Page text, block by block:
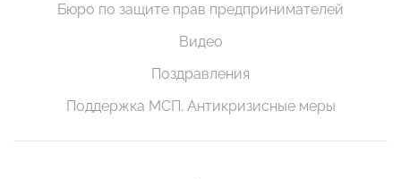
Бюро по защите прав предпринимателей
Видео
Поздравления
Поддержка МСП. Антикризисные меры